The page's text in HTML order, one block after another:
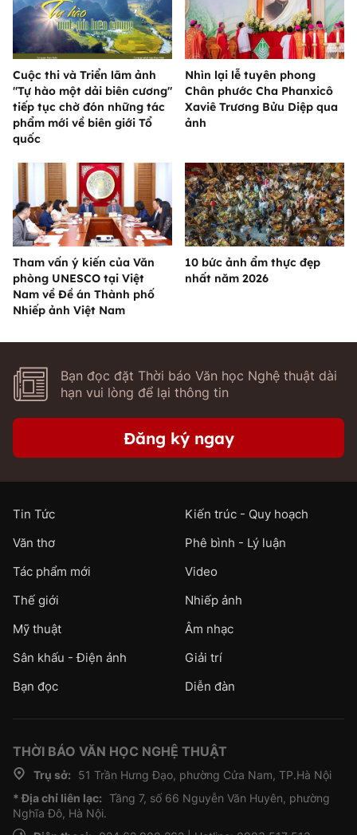
Cuộc thi và Triển lãm ảnh
"Tự hào một dải biên cương"
tiếp tục chờ đón những tác
phẩm mới về biên giới Tổ
quốc
Nhìn lại lễ tuyên phong
Chân phước Cha Phanxicô
Xaviê Trương Bửu Diệp qua
ảnh
Tham vấn ý kiến của Văn
phòng UNESCO tại Việt
Nam về Đề án Thành phố
Nhiếp ảnh Việt Nam
10 bức ảnh ẩm thực đẹp
nhất năm 2026
Bạn đọc đặt Thời báo Văn học Nghệ thuật dài
hạn vui lòng để lại thông tin
Đăng ký ngay
Tin Tức
Kiến trúc - Quy hoạch
Văn thơ
Phê bình - Lý luận
Tác phẩm mới
Video
Thế giới
Nhiếp ảnh
Mỹ thuật
Âm nhạc
Sân khấu - Điện ảnh
Giải trí
Bạn đọc
Diễn đàn
THỜI BÁO VĂN HỌC NGHỆ THUẬT
Trụ sở:
51 Trần Hưng Đạo, phường Cửa Nam, TP.Hà Nội
* Địa chỉ liên lạc: Tầng 7, số 66 Nguyễn Văn Huyên, phường
Nghĩa Đô, Hà Nội.